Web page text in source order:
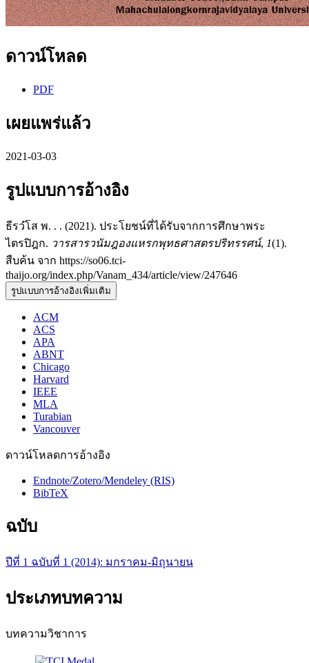
ดาวน์โหลด
PDF
เผยแพร่แล้ว
2021-03-03
รูปแบบการอ้างอิง
ธีรวํโส พ. . . (2021). ประโยชน์ที่ได้รับจากการศึกษาพระ
ไตรปิฎก. วารสารวนัมฎองแหรกพุทธศาสตรปริทรรศน์, 1(1).
สืบค้น จาก https://so06.tci-
thaijo.org/index.php/Vanam_434/article/view/247646
รูปแบบการอ้างอิงเพิ่มเติม
ACM
ACS
APA
ABNT
Chicago
Harvard
IEEE
MLA
Turabian
Vancouver
ดาวน์โหลดการอ้างอิง
Endnote/Zotero/Mendeley (RIS)
BibTeX
ฉบับ
ปีที่ 1 ฉบับที่ 1 (2014): มกราคม-มิถุนายน
ประเภทบทความ
บทความวิชาการ